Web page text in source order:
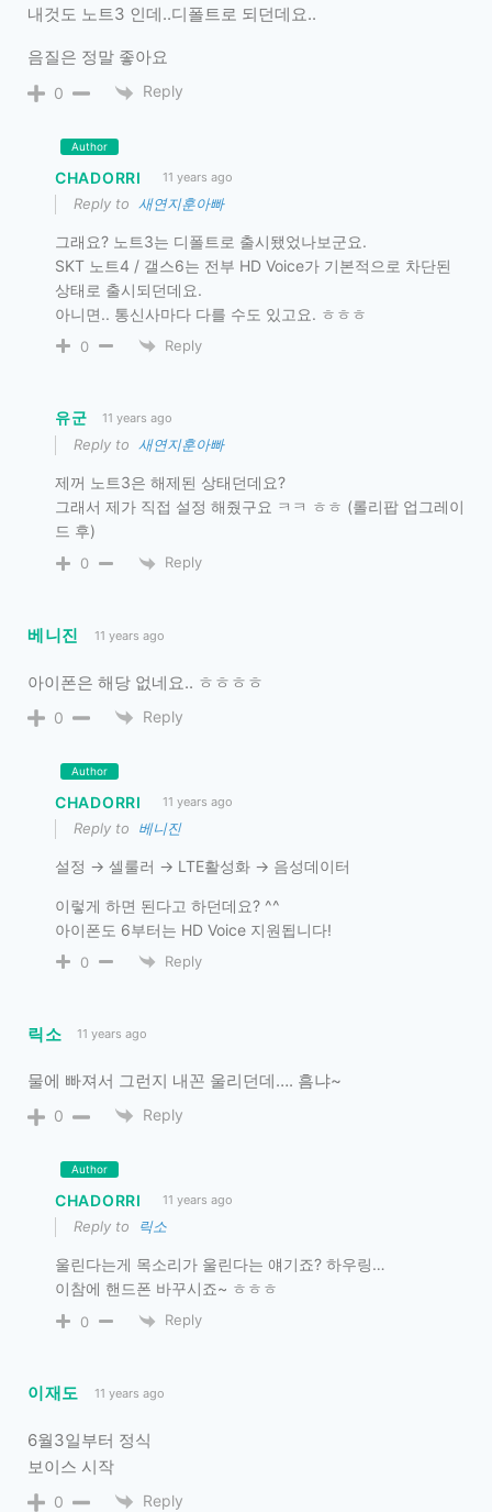
내것도 노트3 인데..디폴트로 되던데요..
음질은 정말 좋아요
0 Reply
Author
CHADORRI 11 years ago
Reply to 새연지훈아빠
그래요? 노트3는 디폴트로 출시됐었나보군요.
SKT 노트4 / 갤스6는 전부 HD Voice가 기본적으로 차단된
상태로 출시되던데요.
아니면.. 통신사마다 다를 수도 있고요. ㅎㅎㅎ
0 Reply
유군 11 years ago
Reply to 새연지훈아빠
제꺼 노트3은 해제된 상태던데요?
그래서 제가 직접 설정 해줬구요 ㅋㅋ ㅎㅎ (롤리팝 업그레이
드 후)
0 Reply
베니진 11 years ago
아이폰은 해당 없네요.. ㅎㅎㅎㅎ
0 Reply
Author
CHADORRI 11 years ago
Reply to 베니진
설정 → 셀룰러 → LTE활성화 → 음성데이터
이렇게 하면 된다고 하던데요? ^^
아이폰도 6부터는 HD Voice 지원됩니다!
0 Reply
릭소 11 years ago
물에 빠져서 그런지 내꼰 울리던데…. 흠냐~
0 Reply
Author
CHADORRI 11 years ago
Reply to 릭소
울린다는게 목소리가 울린다는 얘기죠? 하우링…
이참에 핸드폰 바꾸시죠~ ㅎㅎㅎ
0 Reply
이재도 11 years ago
6월3일부터 정식
보이스 시작
0 Reply